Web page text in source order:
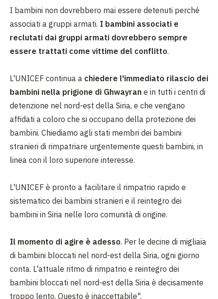
I bambini non dovrebbero mai essere detenuti perché
associati a gruppi armati. I bambini associati e
reclutati dai gruppi armati dovrebbero sempre
essere trattati come vittime del conflitto.
L'UNICEF continua a chiedere l'immediato rilascio dei
bambini nella prigione di Ghwayran e in tutti i centri di
detenzione nel nord-est della Siria, e che vengano
affidati a coloro che si occupano della protezione dei
bambini. Chiediamo agli stati membri dei bambini
stranieri di rimpatriare urgentemente questi bambini, in
linea con il loro superiore interesse.
L'UNICEF è pronto a facilitare il rimpatrio rapido e
sistematico dei bambini stranieri e il reintegro dei
bambini in Siria nelle loro comunità di origine.
Il momento di agire è adesso. Per le decine di migliaia
di bambini bloccati nel nord-est della Siria, ogni giorno
conta. L'attuale ritmo di rimpatrio e reintegro dei
bambini bloccati nel nord-est della Siria è decisamente
troppo lento. Questo è inaccettabile".